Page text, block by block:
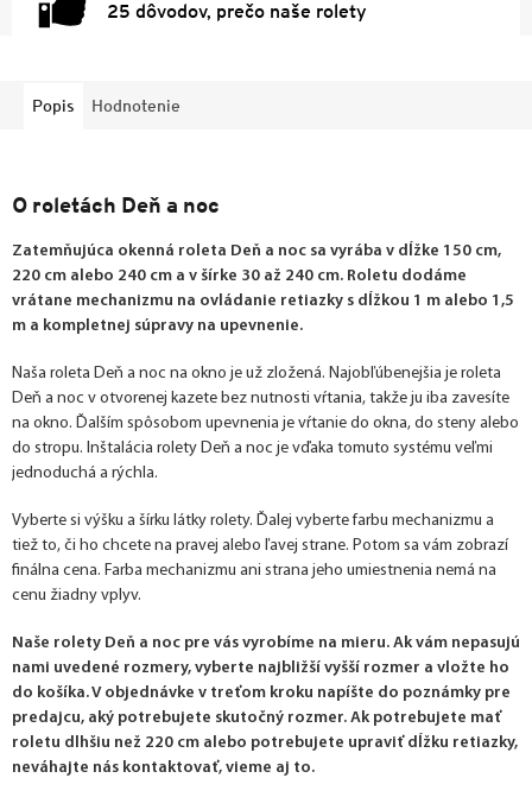
25 dôvodov, prečo naše rolety
Popis Hodnotenie
O roletách Deň a noc
Zatemňujúca okenná roleta Deň a noc sa vyrába v dĺžke 150 cm,
220 cm alebo 240 cm a v šírke 30 až 240 cm. Roletu dodáme
vrátane mechanizmu na ovládanie retiazky s dĺžkou 1 m alebo 1,5
m a kompletnej súpravy na upevnenie.
Naša roleta Deň a noc na okno je už zložená. Najobľúbenejšia je roleta
Deň a noc v otvorenej kazete bez nutnosti vŕtania, takže ju iba zavesíte
na okno. Ďalším spôsobom upevnenia je vŕtanie do okna, do steny alebo
do stropu. Inštalácia rolety Deň a noc je vďaka tomuto systému veľmi
jednoduchá a rýchla.
Vyberte si výšku a šírku látky rolety. Ďalej vyberte farbu mechanizmu a
tiež to, či ho chcete na pravej alebo ľavej strane. Potom sa vám zobrazí
finálna cena. Farba mechanizmu ani strana jeho umiestnenia nemá na
cenu žiadny vplyv.
Naše rolety Deň a noc pre vás vyrobíme na mieru. Ak vám nepasujú
nami uvedené rozmery, vyberte najbližší vyšší rozmer a vložte ho
do košíka. V objednávke v treťom kroku napíšte do poznámky pre
predajcu, aký potrebujete skutočný rozmer. Ak potrebujete mať
roletu dlhšiu než 220 cm alebo potrebujete upraviť dĺžku retiazky,
neváhajte nás kontaktovať, vieme aj to.